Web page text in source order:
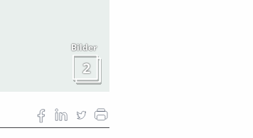
Bilder
2